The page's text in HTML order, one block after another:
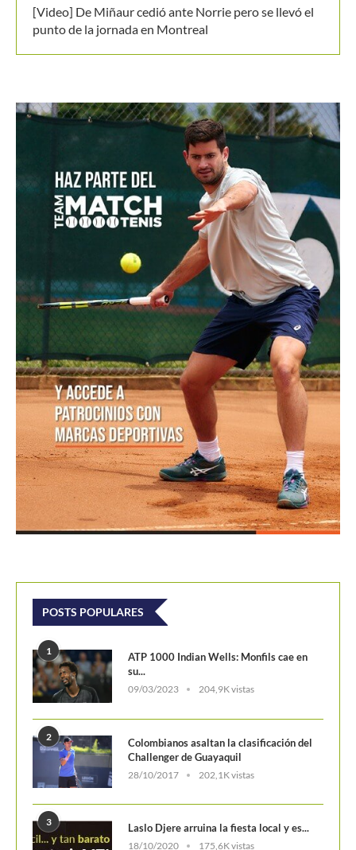
[Video] De Miñaur cedió ante Norrie pero se llevó el
POSTS POPULARES
1
ATP 1000 Indian Wells: Monfils cae en
su...
2
Colombianos asaltan la clasificación del
Challenger de Guayaquil
3 Laslo Djere arruina la fiesta local y es...